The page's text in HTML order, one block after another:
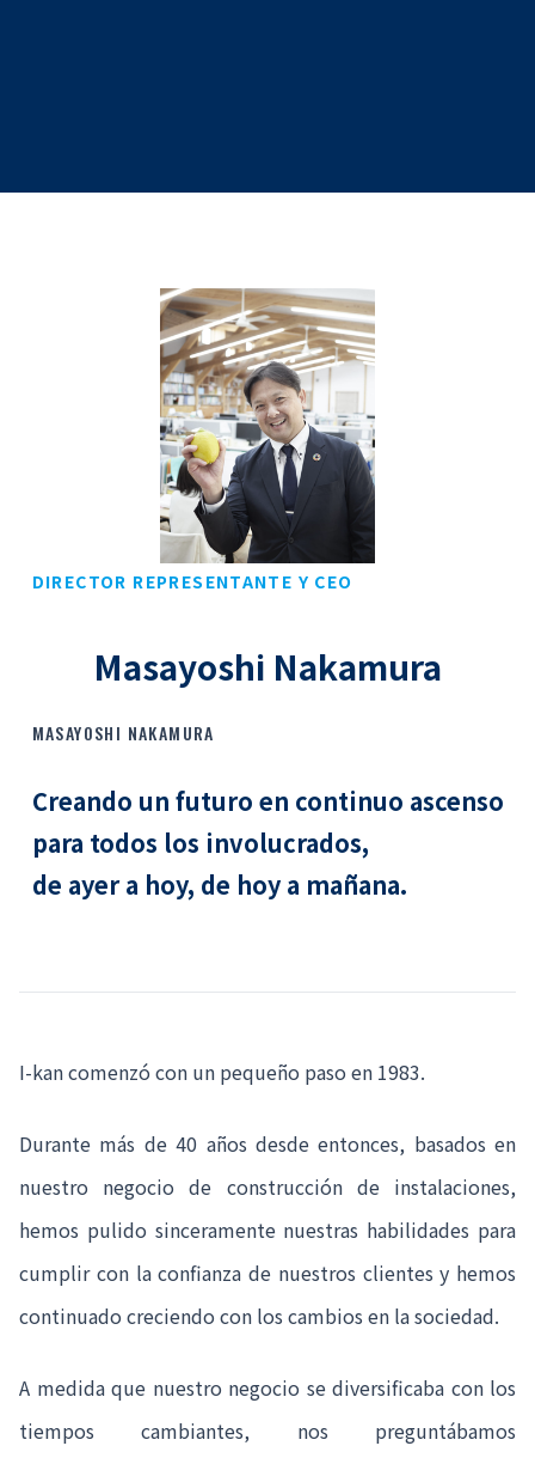
DIRECTOR REPRESENTANTE Y CEO
Masayoshi Nakamura
MASAYOSHI NAKAMURA
Creando un futuro en continuo ascenso
para todos los involucrados,
de ayer a hoy, de hoy a mañana.
I-kan comenzó con un pequeño paso en 1983.
Durante más de 40 años desde entonces, basados en
nuestro negocio de construcción de instalaciones,
hemos pulido sinceramente nuestras habilidades para
cumplir con la confianza de nuestros clientes y hemos
continuado creciendo con los cambios en la sociedad.
A medida que nuestro negocio se diversificaba con los
tiempos cambiantes, nos preguntábamos